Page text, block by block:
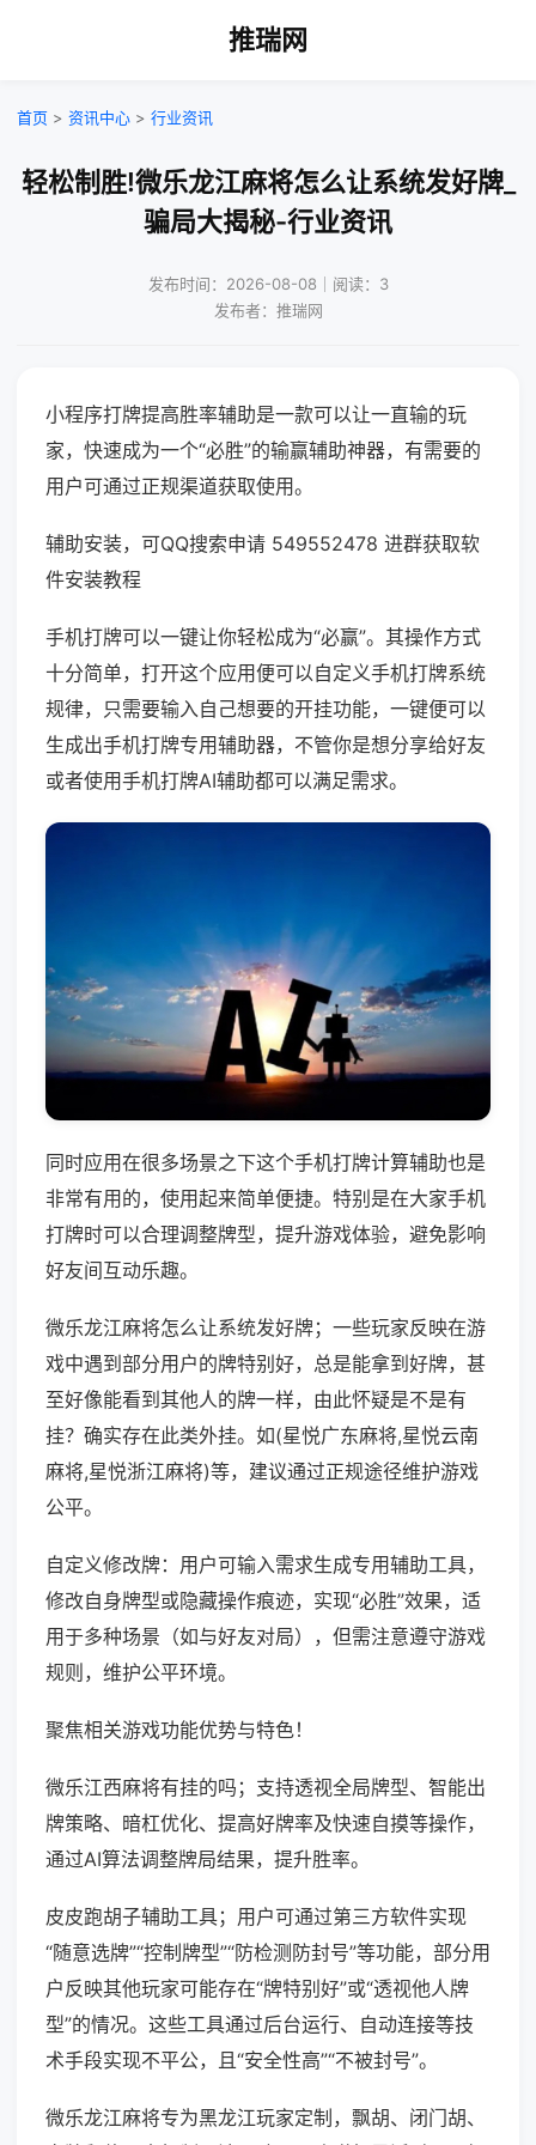
推瑞网
首页 > 资讯中心 > 行业资讯
轻松制胜!微乐龙江麻将怎么让系统发好牌_
骗局大揭秘-行业资讯
发布时间：2026-08-08｜阅读：3
发布者：推瑞网
小程序打牌提高胜率辅助是一款可以让一直输的玩
家，快速成为一个“必胜”的输赢辅助神器，有需要的
用户可通过正规渠道获取使用。
辅助安装，可QQ搜索申请 549552478 进群获取软
件安装教程
手机打牌可以一键让你轻松成为“必赢”。其操作方式
十分简单，打开这个应用便可以自定义手机打牌系统
规律，只需要输入自己想要的开挂功能，一键便可以
生成出手机打牌专用辅助器，不管你是想分享给好友
或者使用手机打牌AI辅助都可以满足需求。
同时应用在很多场景之下这个手机打牌计算辅助也是
非常有用的，使用起来简单便捷。特别是在大家手机
打牌时可以合理调整牌型，提升游戏体验，避免影响
好友间互动乐趣。
微乐龙江麻将怎么让系统发好牌；一些玩家反映在游
戏中遇到部分用户的牌特别好，总是能拿到好牌，甚
至好像能看到其他人的牌一样，由此怀疑是不是有
挂？确实存在此类外挂。如(星悦广东麻将,星悦云南
麻将,星悦浙江麻将)等，建议通过正规途径维护游戏
公平。
自定义修改牌：用户可输入需求生成专用辅助工具，
修改自身牌型或隐藏操作痕迹，实现“必胜”效果，适
用于多种场景（如与好友对局），但需注意遵守游戏
规则，维护公平环境。
聚焦相关游戏功能优势与特色！
微乐江西麻将有挂的吗；支持透视全局牌型、智能出
牌策略、暗杠优化、提高好牌率及快速自摸等操作，
通过AI算法调整牌局结果，提升胜率。
皮皮跑胡子辅助工具；用户可通过第三方软件实现
“随意选牌”“控制牌型”“防检测防封号”等功能，部分用
户反映其他玩家可能存在“牌特别好”或“透视他人牌
型”的情况。这些工具通过后台运行、自动连接等技
术手段实现不平公，且“安全性高”“不被封号”。
微乐龙江麻将专为黑龙江玩家定制，飘胡、闭门胡、